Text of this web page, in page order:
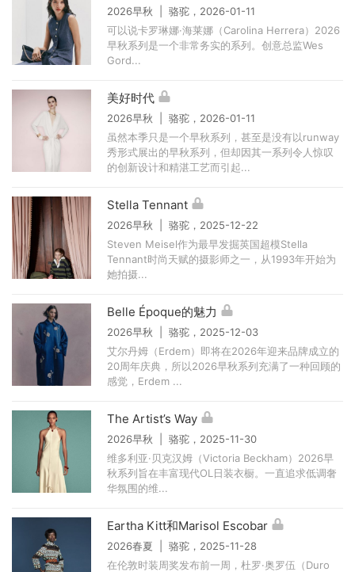
2026早秋 | 骆驼，2026-01-11
可以说卡罗琳娜·海莱娜（Carolina Herrera）2026
早秋系列是一个非常务实的系列。创意总监Wes
Gord...
美好时代
2026早秋 | 骆驼，2026-01-11
虽然本季只是一个早秋系列，甚至是没有以runway
秀形式展出的早秋系列，但却因其一系列令人惊叹
的创新设计和精湛工艺而引起...
Stella Tennant
2026早秋 | 骆驼，2025-12-22
Steven Meisel作为最早发掘英国超模Stella
Tennant时尚天赋的摄影师之一，从1993年开始为
她拍摄...
Belle Époque的魅力
2026早秋 | 骆驼，2025-12-03
艾尔丹姆（Erdem）即将在2026年迎来品牌成立的
20周年庆典，所以2026早秋系列充满了一种回顾的
感觉，Erdem ...
The Artist’s Way
2026早秋 | 骆驼，2025-11-30
维多利亚·贝克汉姆（Victoria Beckham）2026早
秋系列旨在丰富现代OL日装衣橱。一直追求低调奢
华氛围的维...
Eartha Kitt和Marisol Escobar
2026春夏 | 骆驼，2025-11-28
在伦敦时装周奖发布前一周，杜罗·奥罗伍（Duro